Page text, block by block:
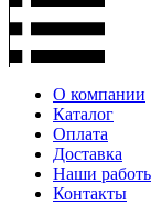
О компании
Каталог
Оплата
Доставка
Наши
Контакты